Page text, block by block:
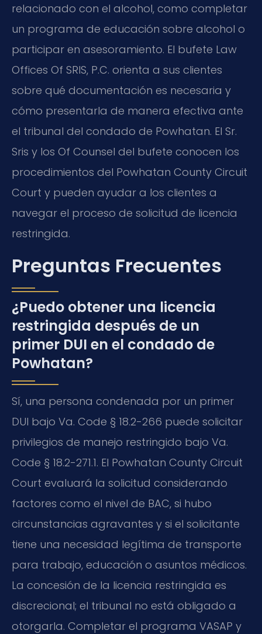
relacionado con el alcohol, como completar
un programa de educación sobre alcohol o
participar en asesoramiento. El bufete Law
Offices Of SRIS, P.C. orienta a sus clientes
sobre qué documentación es necesaria y
cómo presentarla de manera efectiva ante
el tribunal del condado de Powhatan. El Sr.
Sris y los Of Counsel del bufete conocen los
procedimientos del Powhatan County Circuit
Court y pueden ayudar a los clientes a
navegar el proceso de solicitud de licencia
restringida.
Preguntas Frecuentes
¿Puedo obtener una licencia
restringida después de un
primer DUI en el condado de
Powhatan?
Sí, una persona condenada por un primer
DUI bajo Va. Code § 18.2-266 puede solicitar
privilegios de manejo restringido bajo Va.
Code § 18.2-271.1. El Powhatan County Circuit
Court evaluará la solicitud considerando
factores como el nivel de BAC, si hubo
circunstancias agravantes y si el solicitante
tiene una necesidad legítima de transporte
para trabajo, educación o asuntos médicos.
La concesión de la licencia restringida es
discrecional; el tribunal no está obligado a
otorgarla. Completar el programa VASAP y